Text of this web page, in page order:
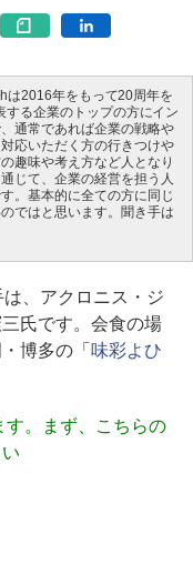
は2016年をもって20周年を
る企業のトップの方にイン
通常であれば企業の戦略や
応いただく方の行きつけや
趣味や考え方など人となり
じて、企業の経営を担う人
。基本的に全ての方に同じ
ではと思います。聞き手は
、アクロニス・ジ
氏です。会食の場
博多の「 味彩よひ
す。まず、こちらの